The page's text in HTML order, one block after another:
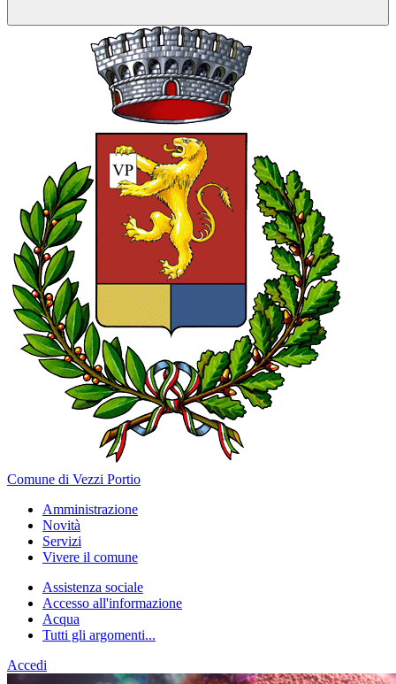
Comune di Vezzi Portio
Amministrazione
Novità
Servizi
Vivere il comune
Assistenza sociale
Accesso all'informazione
Acqua
Tutti gli argomenti...
Accedi